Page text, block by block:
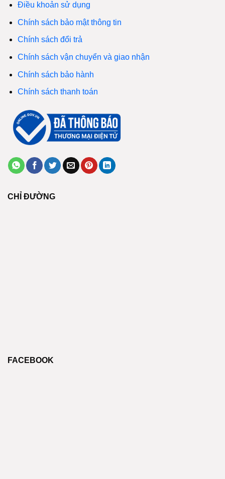
Điều khoản sử dụng
Chính sách bảo mật thông tin
Chính sách đổi trả
Chính sách vận chuyển và giao nhận
Chính sách bảo hành
Chính sách thanh toán
CHỈ ĐƯỜNG
FACEBOOK